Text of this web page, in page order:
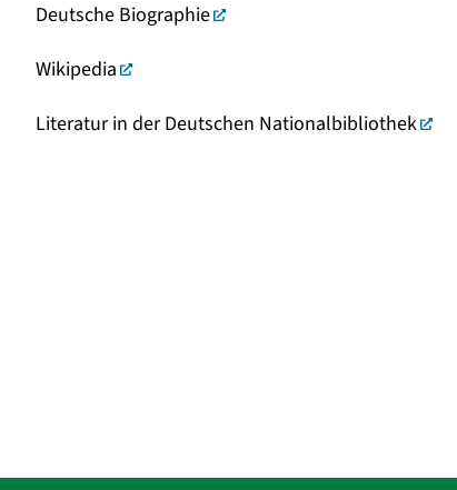
Deutsche Biographie
Wikipedia
Literatur in der Deutschen Nationalbibliothek